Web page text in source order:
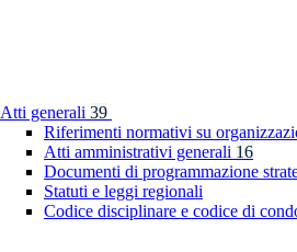
Atti generali 39
Riferimenti normativi su
Atti amministrativi generali 16
Documenti di programmazione
Statuti e leggi regionali
Codice disciplinare e codice di